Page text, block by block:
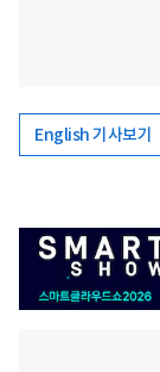
English 기사보기